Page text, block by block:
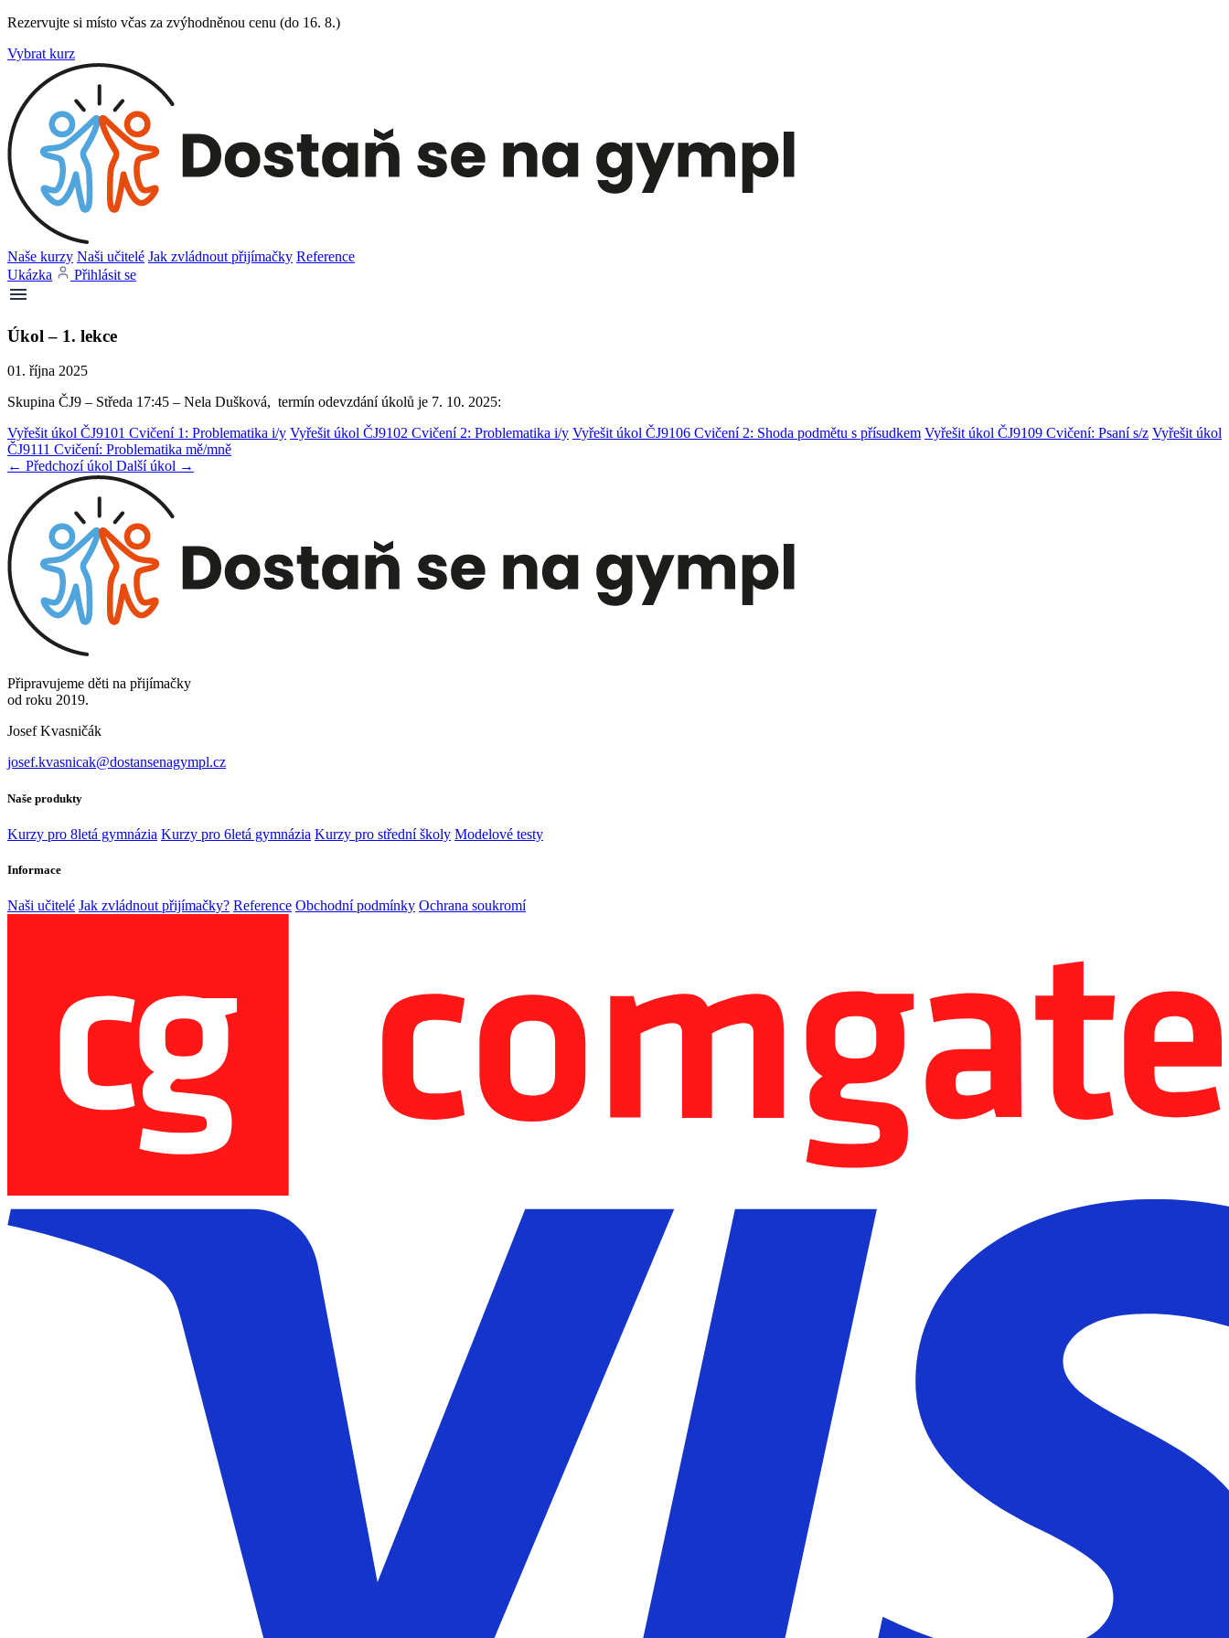
Rezervujte si místo včas za zvýhodněnou cenu (do 16. 8.)
Vybrat kurz
Naše kurzy Naši učitelé Jak zvládnout přijímačky Reference
Ukázka
Přihlásit se
Úkol – 1. lekce
01. října 2025
Skupina ČJ9 – Středa 17:45 – Nela Dušková, termín odevzdání úkolů je 7. 10. 2025:
Vyřešit úkol ČJ9101 Cvičení 1: Problematika i/y Vyřešit úkol ČJ9102 Cvičení 2: Problematika i/y Vyřešit úkol ČJ9106 Cvičení 2: Shoda podmětu s přísudkem Vyřešit úkol ČJ9109 Cvičení: Psaní s/z Vyřešit úkol
ČJ9111 Cvičení: Problematika mě/mně
← Předchozí úkol Další úkol →
Připravujeme děti na přijímačky
od roku 2019.
Josef Kvasničák
josef.kvasnicak@dostansenagympl.cz
Naše produkty
Kurzy pro 8letá gymnázia Kurzy pro 6letá gymnázia Kurzy pro střední školy Modelové testy
Informace
Naši učitelé Jak zvládnout přijímačky? Reference Obchodní podmínky Ochrana soukromí